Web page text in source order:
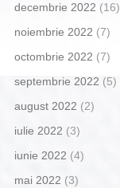
decembrie 2022 (16)
noiembrie 2022 (7)
octombrie 2022 (7)
septembrie 2022 (5)
august 2022 (2)
iulie 2022 (3)
iunie 2022 (4)
mai 2022 (3)